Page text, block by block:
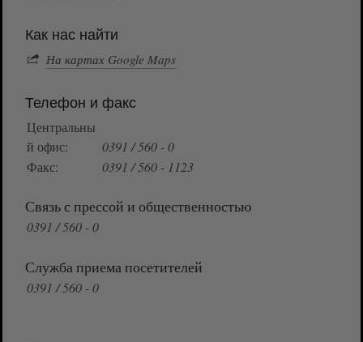
Как нас найти
На картах Google Maps
Телефон и факс
Центральны
й офис:
0391 / 560 - 0
Факс:
0391 / 560 - 1123
Связь с прессой и общественностью
0391 / 560 - 0
Служба приема посетителей
0391 / 560 - 0